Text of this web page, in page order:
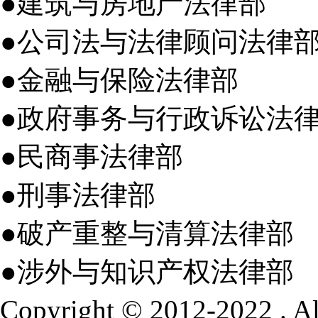
●公司法与法律顾问法律
●金融与保险法律部
●政府事务与行政诉讼法
●民商事法律部
●刑事法律部
●破产重整与清算法律部
●涉外与知识产权法律部
Copyright © 2012-2022 .